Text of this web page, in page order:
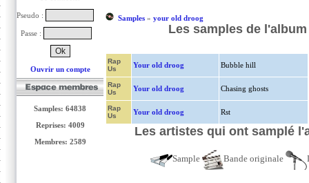
Pseudo :
Passe :
Ouvrir un compte
Samples: 64838
Reprises: 4009
Membres: 2589
Samples» your old droog
Les samples de
Rap
Us
Your old droog Bubble hill
Rap
Us
Your old droog Chasing ghosts
Rap
Us
Your old droog Rst
Les artistes qui ont samplé
Sample Bande originale